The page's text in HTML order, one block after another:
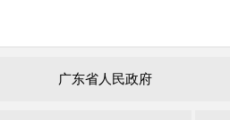
广东省人民政府